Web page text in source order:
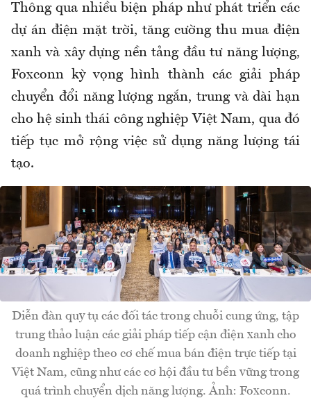
Thông qua nhiều biện pháp như phát triển các
dự án điện mặt trời, tăng cường thu mua điện
xanh và xây dựng nền tảng đầu tư năng lượng,
Foxconn kỳ vọng hình thành các giải pháp
chuyển đổi năng lượng ngắn, trung và dài hạn
cho hệ sinh thái công nghiệp Việt Nam, qua đó
tiếp tục mở rộng việc sử dụng năng lượng tái
tạo.
Diễn đàn quy tụ các đối tác trong chuỗi cung ứng, tập
trung thảo luận các giải pháp tiếp cận điện xanh cho
doanh nghiệp theo cơ chế mua bán điện trực tiếp tại
Việt Nam, cũng như các cơ hội đầu tư bền vững trong
quá trình chuyển dịch năng lượng. Ảnh: Foxconn.